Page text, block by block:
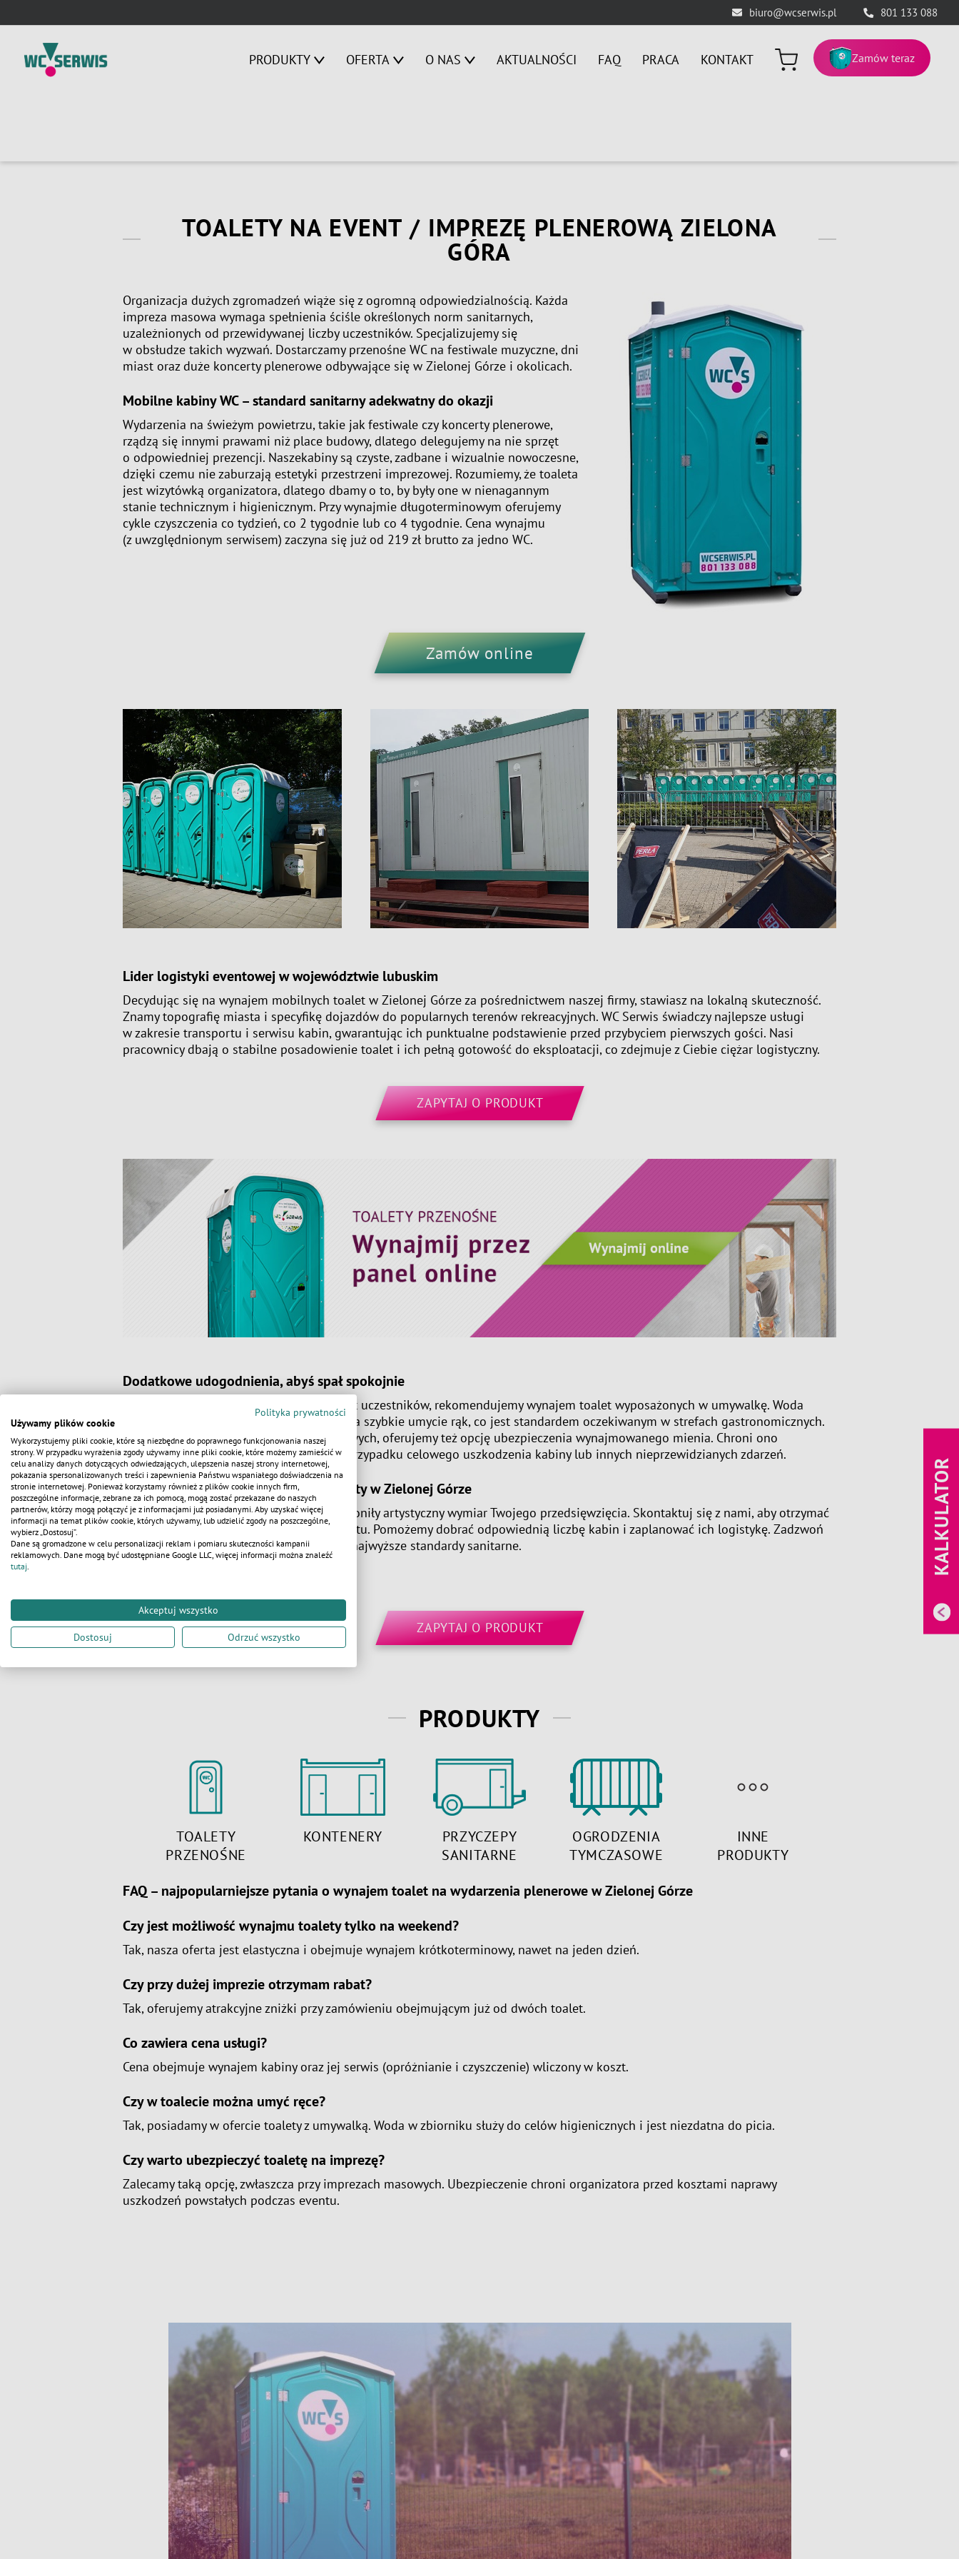
to
biuro@wcserwis.pl 801 133 088
PRODUKTY OFERTA O NAS AKTUALNOŚCI FAQ PRACA KONTAKT Zamów teraz
TOALETY NA EVENT / IMPREZĘ PLENEROWĄ ZIELONA
GÓRA
Organizacja dużych zgromadzeń wiąże się z ogromną odpowiedzialnością. Każda
impreza masowa wymaga spełnienia ściśle określonych norm sanitarnych,
uzależnionych od przewidywanej liczby uczestników. Specjalizujemy się
w obsłudze takich wyzwań. Dostarczamy przenośne WCna festiwale muzyczne, dni
miast oraz duże koncerty plenerowe odbywające się w Zielonej Górze i okolicach.
Mobilne kabiny WC – standard sanitarny adekwatny do okazji
Wydarzenia na świeżym powietrzu, takie jak festiwale czy koncerty plenerowe,
rządzą się innymi prawami niż place budowy, dlatego delegujemy na nie sprzęt
o odpowiedniej prezencji. Naszekabiny są czyste, zadbane i wizualnie nowoczesne,
dzięki czemu nie zaburzają estetyki przestrzeni imprezowej. Rozumiemy, że toaleta
jest wizytówką organizatora, dlatego dbamy o to, by były one w nienagannym
stanie technicznym i higienicznym. Przy wynajmie długoterminowym oferujemy
cykle czyszczenia co tydzień, co 2 tygodnie lub co 4 tygodnie. Cena wynajmu
(z uwzględnionym serwisem) zaczyna się już od 219 zł brutto za jedno WC.
Zamów online
Lider logistyki eventowej w województwie lubuskim
Decydując się na wynajem mobilnych toalet w Zielonej Górzeza pośrednictwem naszej firmy, stawiasz na lokalną skuteczność.
Znamy topografię miasta i specyfikę dojazdów do popularnych terenów rekreacyjnych. WC Serwis świadczy najlepsze usługi
w zakresie transportu i serwisu kabin, gwarantując ich punktualne podstawienie przed przybyciem pierwszych gości. Nasi
pracownicy dbają o stabilne posadowienie toalet i ich pełną gotowość do eksploatacji, co zdejmuje z Ciebie ciężar logistyczny.
ZAPYTAJ O PRODUKT
Dodatkowe udogodnienia, abyś spał spokojnie
Aby podnieść prestiż wydarzenia i komfort uczestników, rekomendujemy wynajem toalet wyposażonych w umywalkę. Woda
w zbiorniku (niezdatna do picia) umożliwia szybkie umycie rąk, co jest standardem oczekiwanym w strefach gastronomicznych.
Mając na uwadze dynamikę imprez masowych, oferujemy też opcję ubezpieczenia wynajmowanego mienia. Chroni ono
organizatora przed kosztami naprawy w przypadku celowego uszkodzenia kabiny lub innych nieprzewidzianych zdarzeń.
Zadbaj o komfort gości – zamów toalety w Zielonej Górze
Nie pozwól, aby kwestie techniczne przysłoniły artystyczny wymiar Twojego przedsięwzięcia. Skontaktuj się z nami, aby otrzymać
ofertę dopasowaną do skali Twojego eventu. Pomożemy dobrać odpowiednią liczbę kabin i zaplanować ich logistykę. Zadzwoń
do WC Serwis i zapewnij swoim gościom najwyższe standardy sanitarne.
ZAPYTAJ O PRODUKT
PRODUKTY
TOALETY
PRZENOŚNE
KONTENERY
PRZYCZEPY
SANITARNE
OGRODZENIA
TYMCZASOWE
INNE
PRODUKTY
FAQ – najpopularniejsze pytania o wynajem toalet na wydarzenia plenerowe w Zielonej Górze
Czy jest możliwość wynajmu toalety tylko na weekend?
Tak, nasza oferta jest elastyczna i obejmuje wynajem krótkoterminowy, nawet na jeden dzień.
Czy przy dużej imprezie otrzymam rabat?
Tak, oferujemy atrakcyjne zniżki przy zamówieniu obejmującym już od dwóch toalet.
Co zawiera cena usługi?
Cena obejmuje wynajem kabiny oraz jej serwis (opróżnianie i czyszczenie) wliczony w koszt.
Czy w toalecie można umyć ręce?
Tak, posiadamy w ofercie toalety z umywalką. Woda w zbiorniku służy do celów higienicznych i jest niezdatna do picia.
Czy warto ubezpieczyć toaletę na imprezę?
Zalecamy taką opcję, zwłaszcza przy imprezach masowych. Ubezpieczenie chroni organizatora przed kosztami naprawy
uszkodzeń powstałych podczas eventu.
KALKULATOR
Polityka prywatności
Używamy plików cookie
Wykorzystujemy pliki cookie, które są niezbędne do poprawnego funkcjonowania naszej
strony. W przypadku wyrażenia zgody używamy inne pliki cookie, które możemy zamieścić w
celu analizy danych dotyczących odwiedzających, ulepszenia naszej strony internetowej,
pokazania spersonalizowanych treści i zapewnienia Państwu wspaniałego doświadczenia na
stronie internetowej. Ponieważ korzystamy również z plików cookie innych firm,
poszczególne informacje, zebrane za ich pomocą, mogą zostać przekazane do naszych
partnerów, którzy mogą połączyć je z informacjami już posiadanymi. Aby uzyskać więcej
informacji na temat plików cookie, których używamy, lub udzielić zgody na poszczególne,
wybierz „Dostosuj”.
Dane są gromadzone w celu personalizacji reklam i pomiaru skuteczności kampanii
reklamowych. Dane mogą być udostępniane Google LLC, więcej informacji można znaleźć
tutaj
Akceptuj wszystko
Dostosuj Odrzuć wszystko